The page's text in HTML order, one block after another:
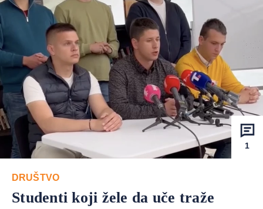
1
DRUŠTVO
Studenti koji žele da uče traže